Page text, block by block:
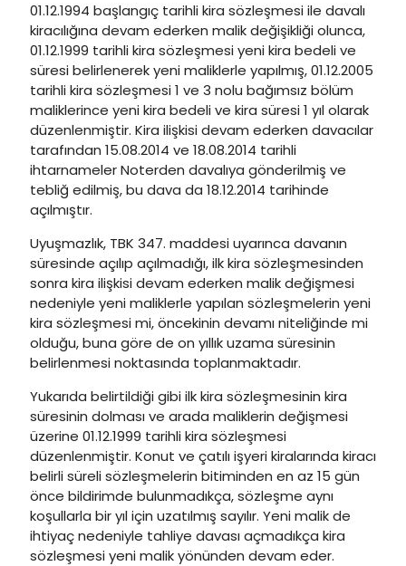
01.12.1994 başlangıç tarihli kira sözleşmesi ile davalı
kiracılığına devam ederken malik değişikliği olunca,
01.12.1999 tarihli kira sözleşmesi yeni kira bedeli ve
süresi belirlenerek yeni maliklerle yapılmış, 01.12.2005
tarihli kira sözleşmesi 1 ve 3 nolu bağımsız bölüm
maliklerince yeni kira bedeli ve kira süresi 1 yıl olarak
düzenlenmiştir. Kira ilişkisi devam ederken davacılar
tarafından 15.08.2014 ve 18.08.2014 tarihli
ihtarnameler Noterden davalıya gönderilmiş ve
tebliğ edilmiş, bu dava da 18.12.2014 tarihinde
açılmıştır.
Uyuşmazlık, TBK 347. maddesi uyarınca davanın
süresinde açılıp açılmadığı, ilk kira sözleşmesinden
sonra kira ilişkisi devam ederken malik değişmesi
nedeniyle yeni maliklerle yapılan sözleşmelerin yeni
kira sözleşmesi mi, öncekinin devamı niteliğinde mi
olduğu, buna göre de on yıllık uzama süresinin
belirlenmesi noktasında toplanmaktadır.
Yukarıda belirtildiği gibi ilk kira sözleşmesinin kira
süresinin dolması ve arada maliklerin değişmesi
üzerine 01.12.1999 tarihli kira sözleşmesi
düzenlenmiştir. Konut ve çatılı işyeri kiralarında kiracı
belirli süreli sözleşmelerin bitiminden en az 15 gün
önce bildirimde bulunmadıkça, sözleşme aynı
koşullarla bir yıl için uzatılmış sayılır. Yeni malik de
ihtiyaç nedeniyle tahliye davası açmadıkça kira
sözleşmesi yeni malik yönünden devam eder.